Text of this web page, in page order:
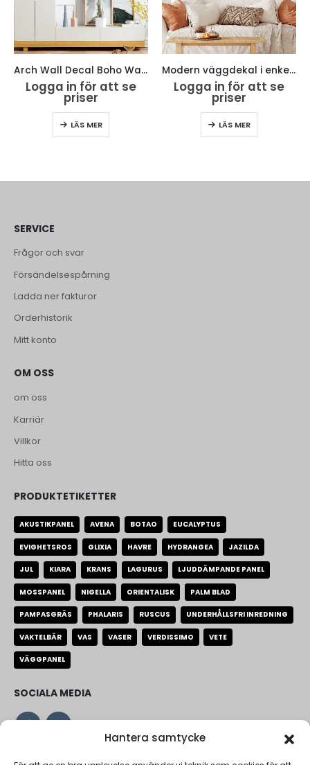
Hantera samtycke
Arch Wall Decal Boho Wall Decor Sticker JGC003
Logga in för att se
priser
LÄS MER
Modern väggdekal i enkel stil med bågmotiv för vardagsrummet JGA001
Logga in för att se
priser
LÄS MER
SERVICE
Frågor och svar
Försändelsespårning
Ladda ner fakturor
Orderhistorik
Mitt konto
OM OSS
om oss
Karriär
Villkor
Hitta oss
PRODUKTETIKETTER
AKUSTIKPANEL AVENA BOTAO EUCALYPTUS
EVIGHETSROS GLIXIA HAVRE HYDRANGEA JAZILDA
JUL KIARA KRANS LAGURUS LJUDDÄMPANDE PANEL
MOSSPANEL NIGELLA ORIENTALISK PALM BLAD
PAMPASGRÄS PHALARIS RUSCUS UNDERHÅLLSFRI INREDNING
VAKTELBÄR VAS VASER VERDISSIMO VETE
VÄGGPANEL
SOCIALA MEDIA